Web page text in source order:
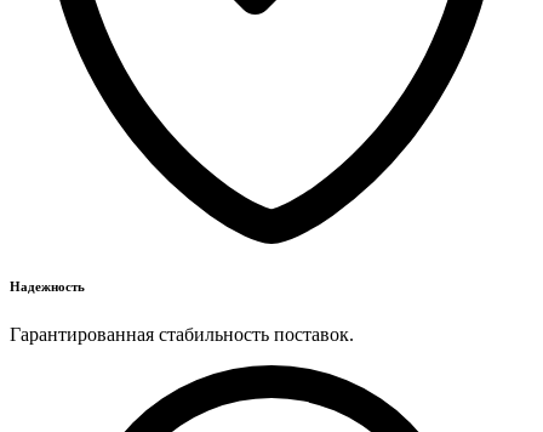
Надежность
Гарантированная стабильность поставок.